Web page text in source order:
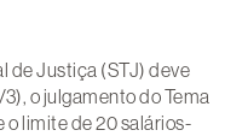
de Justiça (STJ) deve
o julgamento do Tema
o limite de 20 salários-